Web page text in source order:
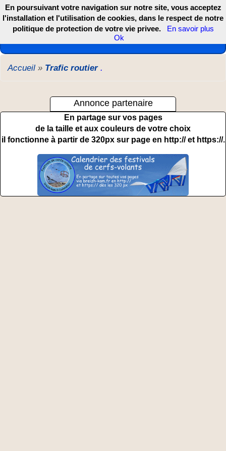
Les webcams de France, DOM TOM et COM
Accueil » Trafic routier .
Annonce partenaire
En partage sur vos pages
de la taille et aux couleurs de votre choix
il fonctionne à partir de 320px sur page en http:// et https://.
En poursuivant votre navigation sur notre site, vous acceptez
l'installation et l'utilisation de cookies, dans le respect de notre
politique de protection de votre vie privee.
En savoir plus
Ok